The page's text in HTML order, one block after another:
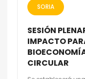
SORIA
SESIÓN
IMPACTO
CIRCULAR